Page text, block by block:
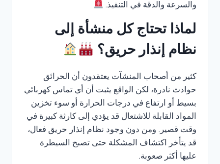
والسرعة والدقة في التنفيذ.
لماذا تحتاج كل منشأة إلى
نظام إنذار حريق؟
كثير من أصحاب المنشآت يعتقدون أن الحرائق
حوادث نادرة، لكن الواقع يثبت أن أي تماس كهربائي
بسيط أو ارتفاع في درجات الحرارة أو سوء تخزين
المواد القابلة للاشتعال قد يؤدي إلى كارثة كبيرة في
وقت قصير. ومن دون وجود نظام إنذار حريق فعال،
قد يتأخر اكتشاف المشكلة حتى تصبح السيطرة
عليها أكثر صعوبة.